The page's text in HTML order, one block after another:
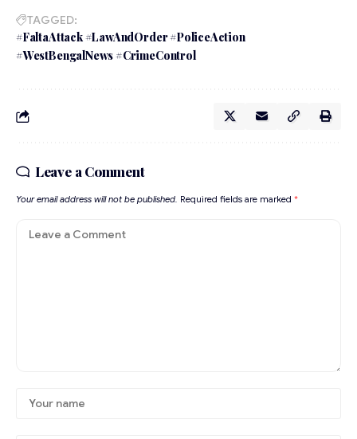
TAGGED:
#FaltaAttack #LawAndOrder #PoliceAction
#WestBengalNews #CrimeControl
Leave a Comment
Your email address will not be published. Required fields are marked *